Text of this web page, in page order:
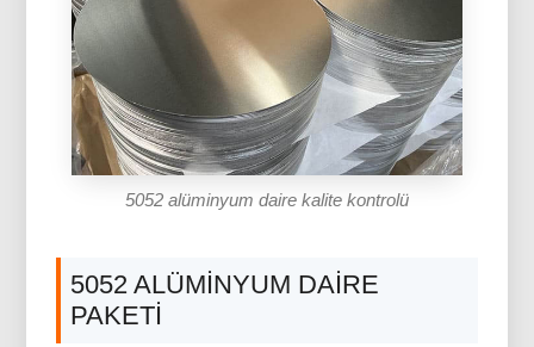
5052 alüminyum daire kalite kontrolü
5052 ALÜMINYUM DAIRE
PAKETI